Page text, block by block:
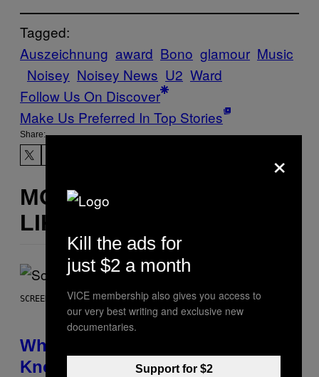
Tagged:
Auszeichnung award Bono glamour Music
Noisey Noisey News U2 Ward
Follow Us On Discover
Make Us Preferred In Top Stories
Share:
MORE
LIKE THIS
SCREENSHOT: NETEASE
Who Is The Hood? Everything To
Know About The Newest Marvel
×
Kill the ads for
just $2 a month
VICE membership also gives you access to
our very best writing and exclusive new
documentaries.
Support for $2